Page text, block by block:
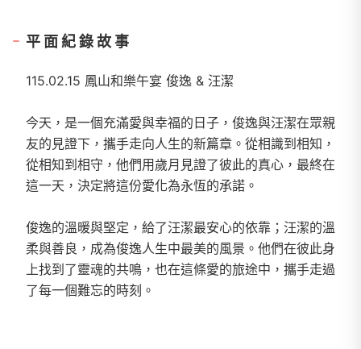
平面紀錄故事
115.02.15 鳳山和樂午宴 俊逸 & 汪潔
今天，是一個充滿愛與幸福的日子，俊逸與汪潔在眾親
友的見證下，攜手走向人生的新篇章。從相識到相知，
從相知到相守，他們用歲月見證了彼此的真心，最終在
這一天，決定將這份愛化為永恆的承諾。
俊逸的溫暖與堅定，給了汪潔最安心的依靠；汪潔的溫
柔與善良，成為俊逸人生中最美的風景。他們在彼此身
上找到了靈魂的共鳴，也在這條愛的旅途中，攜手走過
了每一個難忘的時刻。